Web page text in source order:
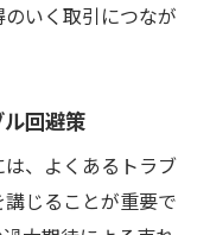
いく取引につなが
回避策
、よくあるトラブ
じることが重要で